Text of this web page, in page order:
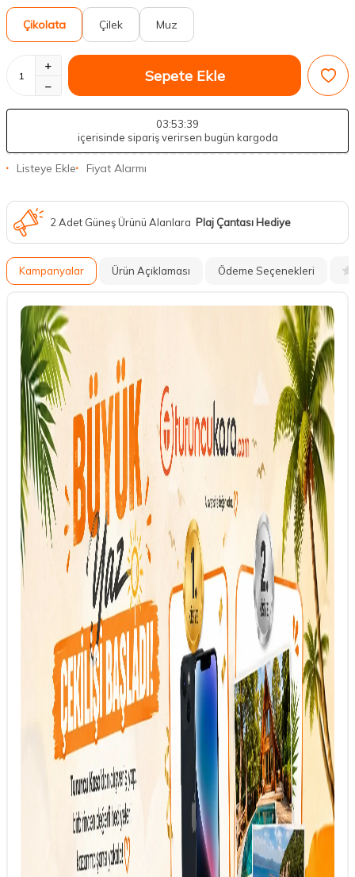
Çikolata Çilek Muz
Sepete Ekle
03:53:38
içerisinde sipariş verirsen bugün kargoda
Listeye Ekle Fiyat Alarmı
2 Adet Güneş Ürünü Alanlara Plaj Çantası Hediye
Kampanyalar Ürün Açıklaması Ödeme Seçenekleri